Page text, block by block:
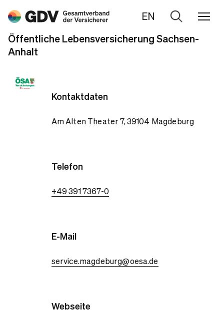
EN
Zur
Suche
Öffentliche Lebensversicherung Sachsen-
Anhalt
Kontaktdaten
Am Alten Theater 7, 39104 Magdeburg
Telefon
+49 391 7367-0
E-Mail
service.magdeburg@oesa.de
Webseite